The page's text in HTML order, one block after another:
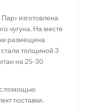
изготовлена
чугуна. На месте
размещена
толщиной 3
на 25-30
с помощью
поставки.